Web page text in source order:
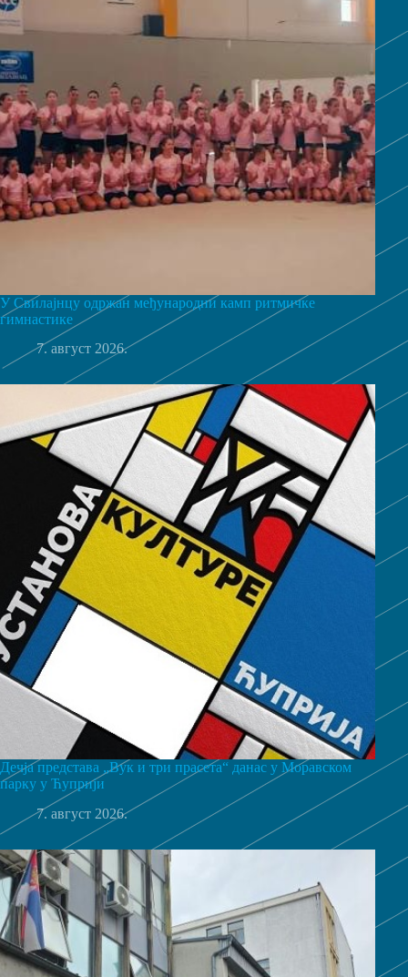
У Свилајнцу одржан међународни камп ритмичке
гимнастике
7. август 2026.
Дечја представа „Вук и три прасета“ данас у Моравском
парку у Ћуприји
7. август 2026.